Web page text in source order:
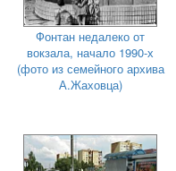
Фонтан недалеко от
вокзала, начало 1990-х
(фото из семейного архива
А.Жаховца)